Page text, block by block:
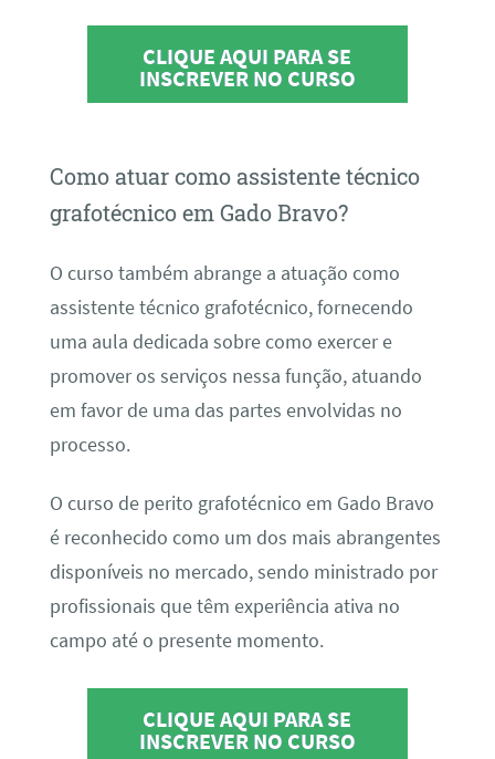
CLIQUE AQUI PARA SE
INSCREVER NO CURSO
Como atuar como assistente técnico
grafotécnico em Gado Bravo?
O curso também abrange a atuação como
assistente técnico grafotécnico, fornecendo
uma aula dedicada sobre como exercer e
promover os serviços nessa função, atuando
em favor de uma das partes envolvidas no
processo.
O curso de perito grafotécnico em Gado Bravo
é reconhecido como um dos mais abrangentes
disponíveis no mercado, sendo ministrado por
profissionais que têm experiência ativa no
campo até o presente momento.
CLIQUE AQUI PARA SE
INSCREVER NO CURSO